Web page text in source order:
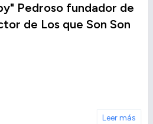
Pedroso fundador de
de Los que Son Son
Leer más